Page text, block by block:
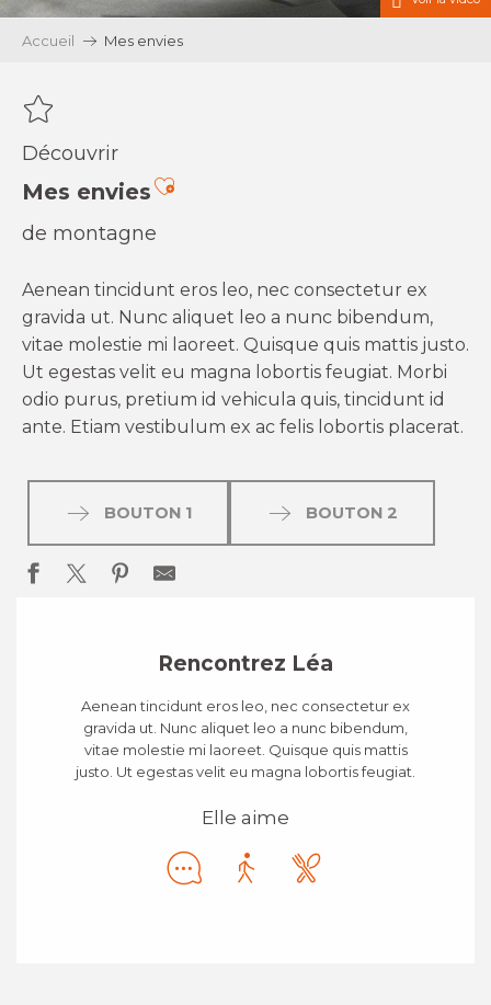
Accueil Mes envies
Découvrir
Mes enviesAjouter aux favoris
de montagne
Aenean tincidunt eros leo, nec consectetur ex
gravida ut. Nunc aliquet leo a nunc bibendum,
vitae molestie mi laoreet. Quisque quis mattis justo.
Ut egestas velit eu magna lobortis feugiat. Morbi
odio purus, pretium id vehicula quis, tincidunt id
ante. Etiam vestibulum ex ac felis lobortis placerat.
BOUTON 1 BOUTON 2
Rencontrez Léa
Aenean tincidunt eros leo, nec consectetur ex
gravida ut. Nunc aliquet leo a nunc bibendum,
vitae molestie mi laoreet. Quisque quis mattis
justo. Ut egestas velit eu magna lobortis feugiat.
Elle aime